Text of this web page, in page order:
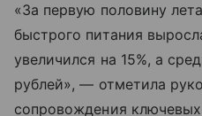
«За первую половину
быстрого питания
увеличился на 15%, а
рублей», — отметила
сопровождения